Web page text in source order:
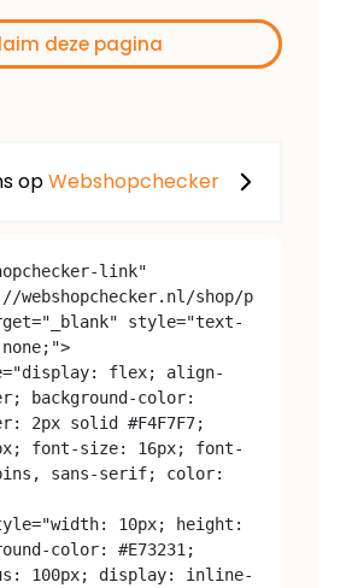
deze pagina
opWebshopchecker
link"
webshopchecker.nl/shop/p
style="text-
background-color:
2px solid #F4F7F7;
font-size: 16px; font-
sans-serif; color:
color: #E73231;
100px; display: inline-